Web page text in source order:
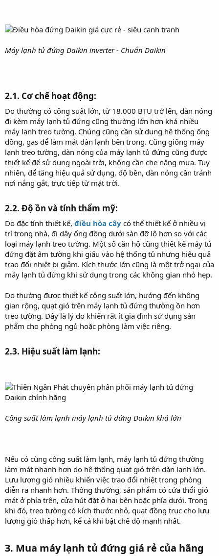
Máy lạnh tủ đứng Daikin inverter - Chuẩn Daikin
2.1. Cơ chế hoạt động:​
Do thường có công suất lớn, từ 18.000 BTU trở lên, dàn nóng
đi kèm máy lạnh tủ đứng cũng thường lớn hơn khá nhiều
máy lạnh treo tường. Chúng cũng cần sử dụng hệ thống ống
đồng, gas để làm mát dàn lạnh bên trong. Cũng giống máy
lạnh treo tường, dàn nóng của máy lạnh tủ đứng cũng được
thiết kế để sử dụng ngoài trời, không cần che nắng mưa. Tuy
nhiên, để tăng hiệu quả sử dụng, độ bền, dàn nóng cần tránh
nơi nắng gắt, trực tiếp từ mặt trời.
2.2. Độ ồn và tính thẩm mỹ:​
Do đặc tính thiết kế, điều hòa cây có thể thiết kế ở nhiều vị
trí trong nhà, đi dây ống đồng dưới sàn đỡ lộ hơn so với các
loại máy lạnh treo tường. Một số căn hộ cũng thiết kế máy tủ
đứng đặt âm tường khi giấu vào hệ thống tủ nhưng hiệu quả
trao đổi nhiệt bị giảm. Kích thước lớn cũng là một trở ngại của
máy lạnh tủ đứng khi sử dụng trong các không gian nhỏ hẹp.
Do thường được thiết kế công suất lớn, hướng đến không
gian rộng, quạt gió trên máy lạnh tủ đứng thường ồn hơn
treo tường. Đây là lý do khiến rất ít gia đình sử dụng sản
phẩm cho phòng ngủ hoặc phòng làm việc riêng.
2.3. Hiệu suất làm lạnh:​
Công suất làm lạnh máy lạnh tủ đứng Daikin khá lớn
Nếu có cùng công suất làm lạnh, máy lạnh tủ đứng thường
làm mát nhanh hơn do hệ thống quạt gió trên dàn lạnh lớn.
Lưu lượng gió nhiều khiến việc trao đổi nhiệt trong phòng
diễn ra nhanh hơn. Thông thường, sản phẩm có cửa thổi gió
mát ở phía trên, cửa hút đặt ở hai bên hoặc phía dưới. Trong
khi đó, treo tường có kích thước nhỏ, quạt đồng trục cho lưu
lượng gió thấp hơn, kể cả khi bật chế độ mạnh nhất.
3. Mua máy lạnh tủ đứng giá rẻ của hãng